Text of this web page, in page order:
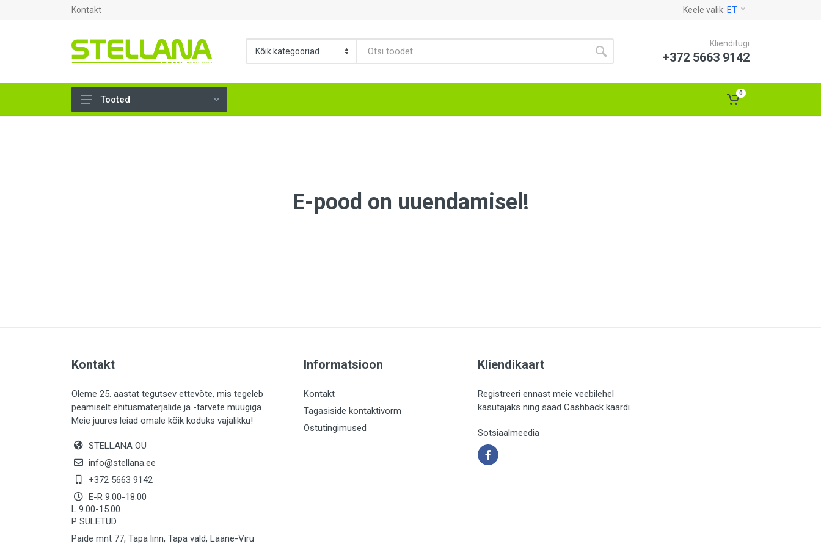
Kontakt Keele valik: ET
Klienditugi
+372 5663 9142
LIISTUD (183)
KIVID (31)
KATTED (132)
MAALRITARBED (1027)
SOOJUSTUS (16)
KEEMIA (220)
TÖÖRIIDED (117)
SAUN (8)
Tooted
0
E-pood on uuendamisel!
Kontakt
Oleme 25. aastat tegutsev ettevõte, mis tegeleb
peamiselt ehitusmaterjalide ja -tarvete müügiga.
Meie juures leiad omale kõik koduks vajalikku!
STELLANA OÜ
info@stellana.ee
+372 5663 9142
E-R 9.00-18.00
L 9.00-15.00
P SULETUD
Paide mnt 77, Tapa linn, Tapa vald, Lääne-Viru
Informatsioon
Kontakt
Tagasiside kontaktivorm
Ostutingimused
Kliendikaart
Registreeri ennast meie veebilehel
kasutajaks ning saad Cashback kaardi.
Sotsiaalmeedia